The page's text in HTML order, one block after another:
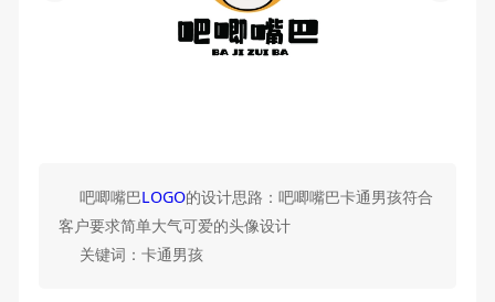
吧唧嘴巴LOGO的设计思路：吧唧嘴巴卡通男孩符合
客户要求简单大气可爱的头像设计
关键词：卡通男孩